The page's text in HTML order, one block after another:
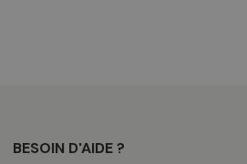
BESOIN D'AIDE ?